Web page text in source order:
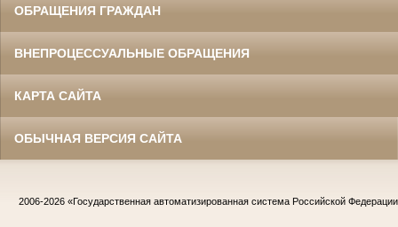
ОБРАЩЕНИЯ ГРАЖДАН
ВНЕПРОЦЕССУАЛЬНЫЕ ОБРАЩЕНИЯ
КАРТА САЙТА
ОБЫЧНАЯ ВЕРСИЯ САЙТА
2006-2026 «Государственная автоматизированная система Российской